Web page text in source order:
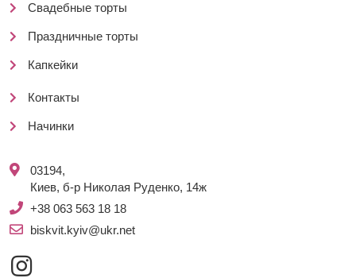
Свадебные торты
Праздничные торты
Капкейки
Контакты
Начинки
03194,
Киев, б-р Николая Руденко, 14ж
+38 063 563 18 18
biskvit.kyiv@ukr.net